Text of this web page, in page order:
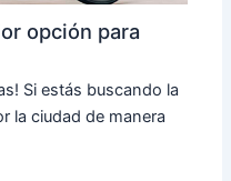
opción para
Si estás buscando la
la ciudad de manera